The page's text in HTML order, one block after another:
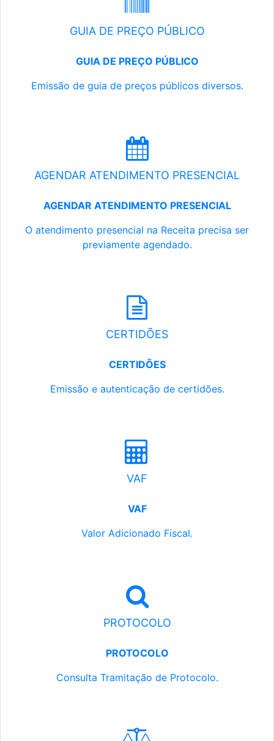
GUIA DE PREÇO PÚBLICO
GUIA DE PREÇO PÚBLICO
Emissão de guia de preços públicos diversos.
AGENDAR ATENDIMENTO PRESENCIAL
AGENDAR ATENDIMENTO PRESENCIAL
O atendimento presencial na Receita precisa ser
previamente agendado.
CERTIDÕES
CERTIDÕES
Emissão e autenticação de certidões.
VAF
VAF
Valor Adicionado Fiscal.
PROTOCOLO
PROTOCOLO
Consulta Tramitação de Protocolo.